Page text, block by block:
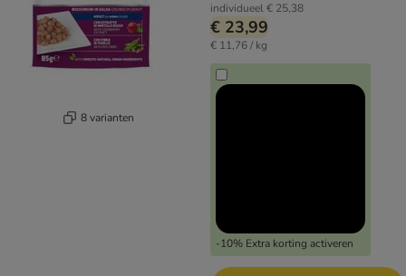
8 varianten
individueel€ 25,38
€ 23,99
€ 11,76 / kg
-10% Extra korting activeren